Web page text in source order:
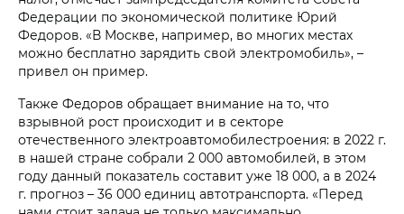
Федерации по экономической политике Юрий
Федоров. «В Москве, например, во многих местах
можно бесплатно зарядить свой электромобиль», –
привел он пример.
Также Федоров обращает внимание на то, что
взрывной рост происходит и в секторе
отечественного электроавтомобилестроения: в 2022 г.
в нашей стране собрали 2 000 автомобилей, в этом
году данный показатель составит уже 18 000, а в 2024
г. прогноз – 36 000 единиц автотранспорта. «Перед